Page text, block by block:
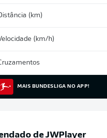
(km)
(km/h)
MAIS BUNDESLIGA NO APP!
deJWPlayer